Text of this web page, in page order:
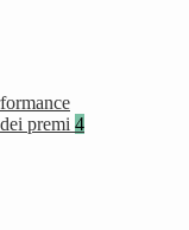
premi 4